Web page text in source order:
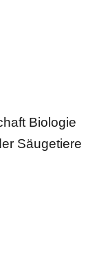
Biologie
Säugetiere